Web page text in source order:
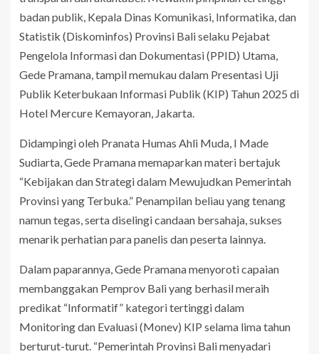
badan publik, Kepala Dinas Komunikasi, Informatika, dan
Statistik (Diskominfos) Provinsi Bali selaku Pejabat
Pengelola Informasi dan Dokumentasi (PPID) Utama,
Gede Pramana, tampil memukau dalam Presentasi Uji
Publik Keterbukaan Informasi Publik (KIP) Tahun 2025 di
Hotel Mercure Kemayoran, Jakarta.
Didampingi oleh Pranata Humas Ahli Muda, I Made
Sudiarta, Gede Pramana memaparkan materi bertajuk
“Kebijakan dan Strategi dalam Mewujudkan Pemerintah
Provinsi yang Terbuka.” Penampilan beliau yang tenang
namun tegas, serta diselingi candaan bersahaja, sukses
menarik perhatian para panelis dan peserta lainnya.
Dalam paparannya, Gede Pramana menyoroti capaian
membanggakan Pemprov Bali yang berhasil meraih
predikat “Informatif” kategori tertinggi dalam
Monitoring dan Evaluasi (Monev) KIP selama lima tahun
berturut-turut. “Pemerintah Provinsi Bali menyadari